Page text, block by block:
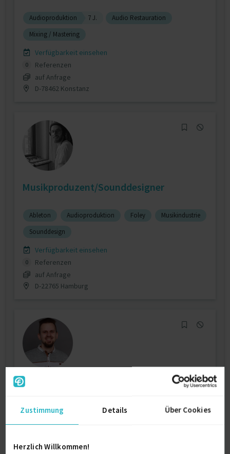
Zustimmung Details Über Cookies
Herzlich Willkommen!
Audioproduktion 7 J.
Audio Restauration
Mixing / Mastering
Verfügbarkeit einsehen
0
Referenzen
auf Anfrage
D-78462 Konstanz
Musikproduzent/Sounddesigner
Ableton Audioproduktion Foley
Musikindustrie
Sounddesign
Verfügbarkeit einsehen
0
Referenzen
auf Anfrage
D-22765 Hamburg
Musikproduzent
Audiologo Audioproduktion
Komposition
Verfügbarkeit einsehen